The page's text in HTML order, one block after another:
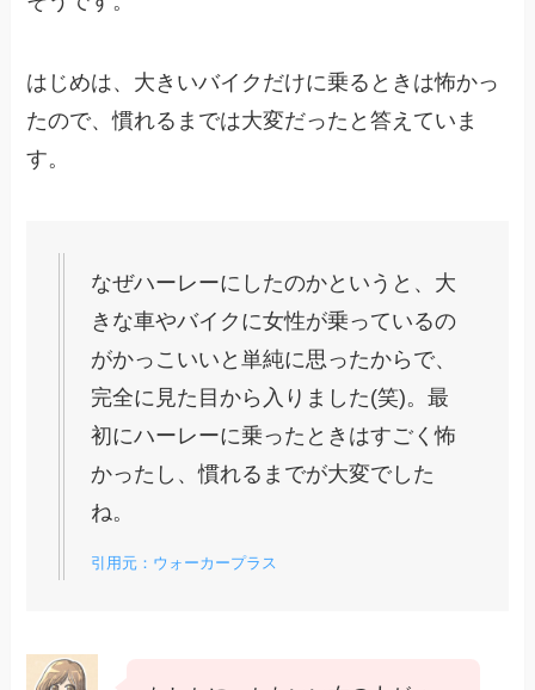
はじめは、大きいバイクだけに乗るときは怖かっ
たので、慣れるまでは大変だったと答えていま
す。
なぜハーレーにしたのかというと、大
きな車やバイクに女性が乗っているの
がかっこいいと単純に思ったからで、
完全に見た目から入りました(笑)。最
初にハーレーに乗ったときはすごく怖
かったし、慣れるまでが大変でした
ね。
引用元：ウォーカープラス